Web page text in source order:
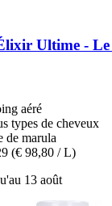
Ultime -​ Le
aéré
types de cheveux
de marula
(€ 98,80 / L)
13 août